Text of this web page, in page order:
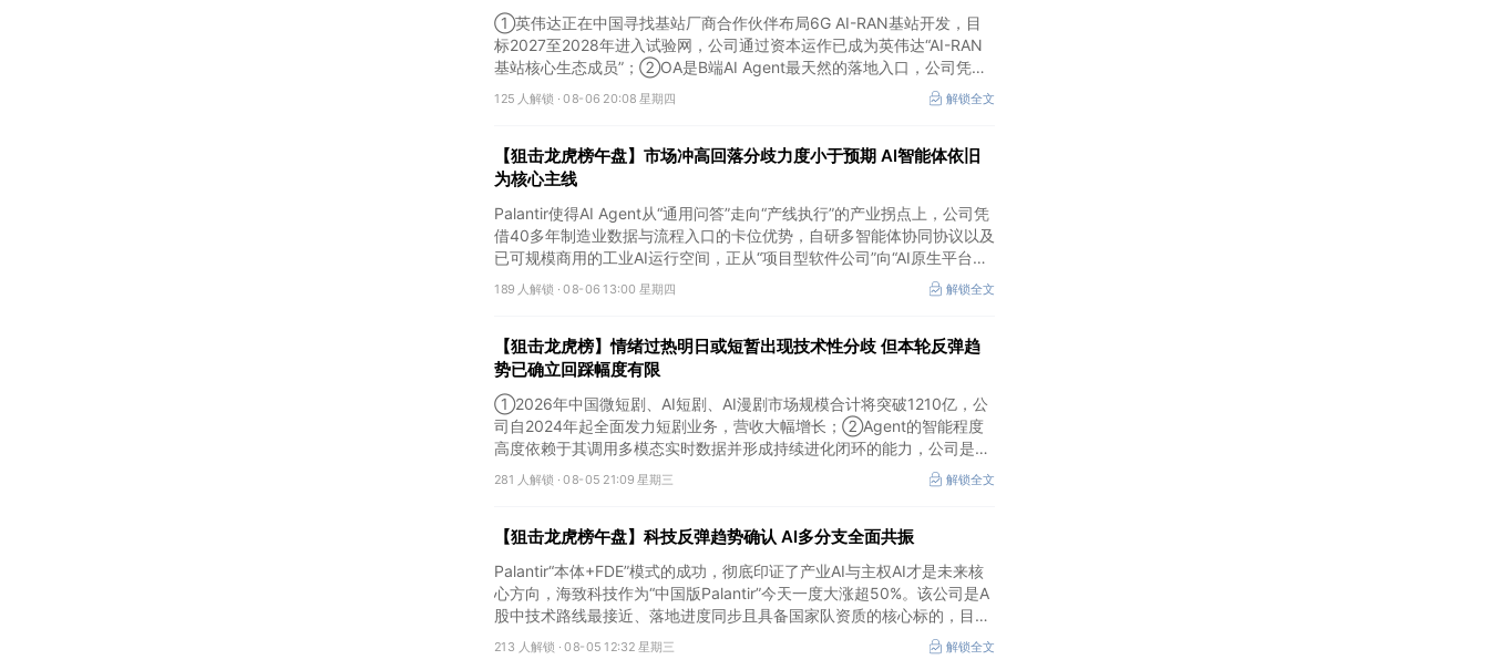
①英伟达正在中国寻找基站厂商合作伙伴布局6G AI-RAN基站开发，目
标2027至2028年进入试验网，公司通过资本运作已成为英伟达“AI-RAN
基站核心生态成员”；②OA是B端AI Agent最天然的落地入口，公司凭借
数万家企业客户积累的场景厚度正从协同管理软件龙头进化为企业智能体
经济的核心枢纽；③市场重组、股权转让暗线涌动，该公司剥离亏损资
125 人解锁 ·08-06 20:08 星期四 解锁全文
【狙击龙虎榜午盘】市场冲高回落分歧力度小于预期 AI智能体依旧
为核心主线
Palantir使得AI Agent从“通用问答”走向“产线执行”的产业拐点上，公司凭
借40多年制造业数据与流程入口的卡位优势，自研多智能体协同协议以及
已可规模商用的工业AI运行空间，正从“项目型软件公司”向“AI原生平台生
态型公司”跃迁。
189 人解锁 ·08-06 13:00 星期四 解锁全文
【狙击龙虎榜】情绪过热明日或短暂出现技术性分歧 但本轮反弹趋
势已确立回踩幅度有限
①2026年中国微短剧、AI短剧、AI漫剧市场规模合计将突破1210亿，公
司自2024年起全面发力短剧业务，营收大幅增长；②Agent的智能程度
高度依赖于其调用多模态实时数据并形成持续进化闭环的能力，公司是全
球首个完成TPC-DS测试并通过官方审计的数据库企业；③2026年被多
方定义为Robotaxi商业化元年，公司正从“传统出行运营商”向“自动驾驶时
281 人解锁 ·08-05 21:09 星期三 解锁全文
【狙击龙虎榜午盘】科技反弹趋势确认 AI多分支全面共振
Palantir“本体+FDE”模式的成功，彻底印证了产业AI与主权AI才是未来核
心方向，海致科技作为“中国版Palantir”今天一度大涨超50%。该公司是A
股中技术路线最接近、落地进度同步且具备国家队资质的核心标的，目前
正处于从“数据智能基础设施”向“产业级AI Agent核心供应商”跃迁的价值
重估起点。
213 人解锁 ·08-05 12:32 星期三 解锁全文